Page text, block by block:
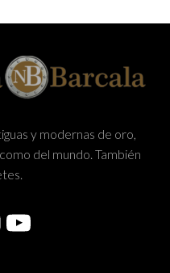
y modernas de oro,
del mundo. También
YouTube